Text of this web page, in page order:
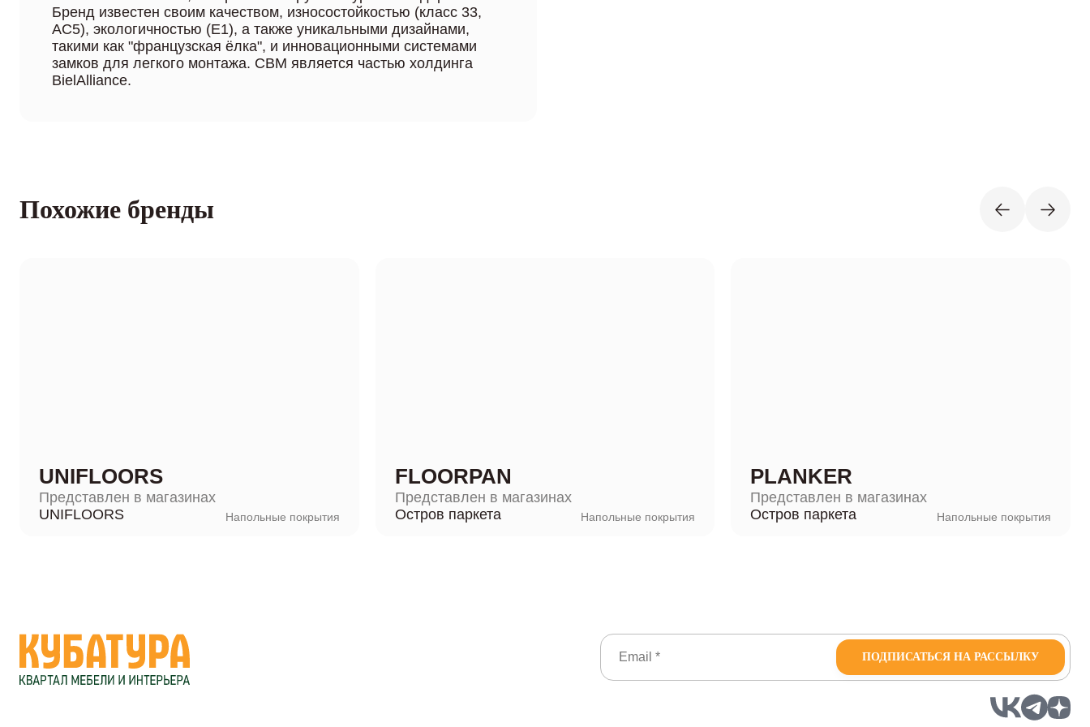
Бренд известен своим качеством, износостойкостью (класс 33,
AC5), экологичностью (Е1), а также уникальными дизайнами,
такими как "французская ёлка", и инновационными системами
замков для легкого монтажа. CBM является частью холдинга
BielAlliance.
Похожие бренды
UNIFLOORS
Представлен в магазинах
UNIFLOORS
Напольные покрытия
FLOORPAN
Представлен в магазинах
Остров паркета
Напольные покрытия
PLANKER
Представлен в магазинах
Остров паркета
Напольные покрытия
ПОДПИСАТЬСЯ НА РАССЫЛКУ